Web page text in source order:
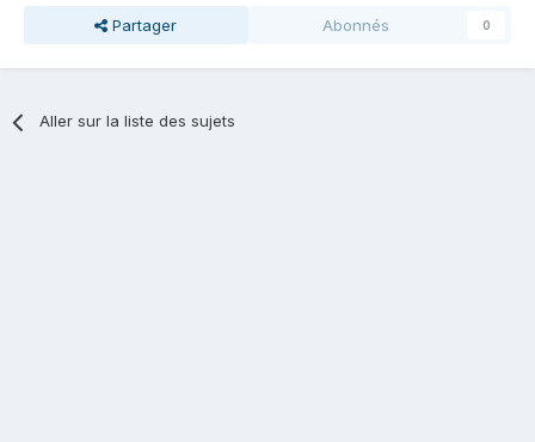
Partager Abonnés 0
Aller sur la liste des sujets